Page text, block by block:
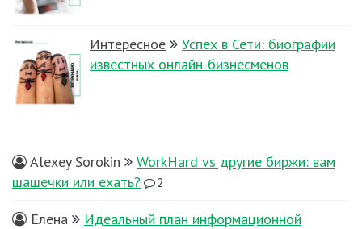
Интересное
Успех в Сети: биографии
известных онлайн-бизнесменов
Alexey Sorokin
WorkHard vs другие биржи: вам
шашечки или ехать?
2
Елена
Идеальный план информационной